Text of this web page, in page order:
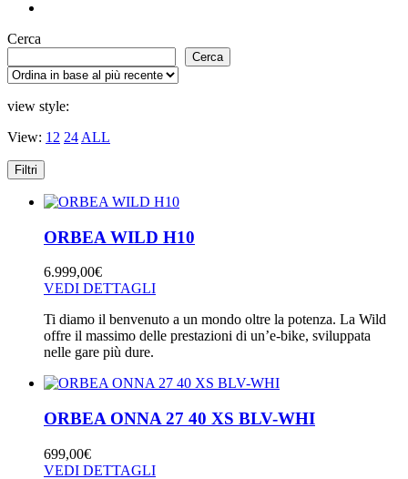
Cerca
Cerca
view style:
View: 12 24 ALL
Filtri
ORBEA WILD H10
6.999,00€
VEDI DETTAGLI
Ti diamo il benvenuto a un mondo oltre la potenza. La Wild
offre il massimo delle prestazioni di un’e-bike, sviluppata
nelle gare più dure.
ORBEA ONNA 27 40 XS BLV-WHI
699,00€
VEDI DETTAGLI